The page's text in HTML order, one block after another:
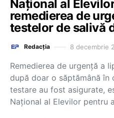
Național al
remedierea de
testelor de salivă
Redacția 8 decembrie
Remedierea de urgență a
după doar o săptămână în
testare au fost asigurate,
Național al Elevilor pentru